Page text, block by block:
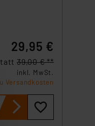
29,95 €
39,00 € **
inkl. MwSt.
Versandkosten